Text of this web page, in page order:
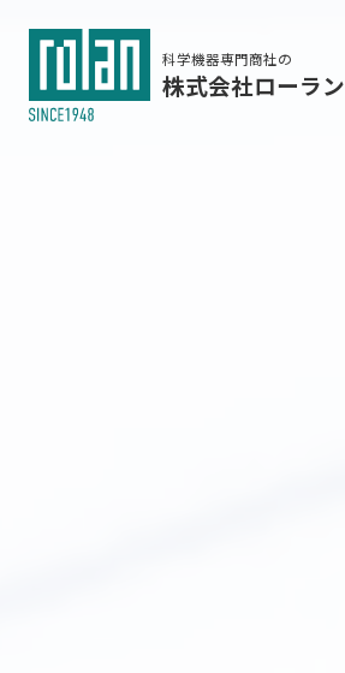
科学機器専門商社の
株式会社ローラン